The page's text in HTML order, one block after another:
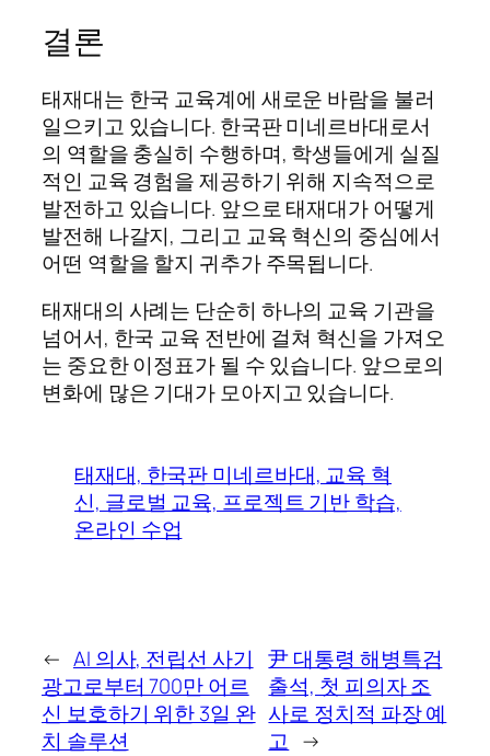
결론
태재대는 한국 교육계에 새로운 바람을 불러
일으키고 있습니다. 한국판 미네르바대로서
의 역할을 충실히 수행하며, 학생들에게 실질
적인 교육 경험을 제공하기 위해 지속적으로
발전하고 있습니다. 앞으로 태재대가 어떻게
발전해 나갈지, 그리고 교육 혁신의 중심에서
어떤 역할을 할지 귀추가 주목됩니다.
태재대의 사례는 단순히 하나의 교육 기관을
넘어서, 한국 교육 전반에 걸쳐 혁신을 가져오
는 중요한 이정표가 될 수 있습니다. 앞으로의
변화에 많은 기대가 모아지고 있습니다.
태재대, 한국판 미네르바대, 교육 혁
신, 글로벌 교육, 프로젝트 기반 학습,
온라인 수업
← AI 의사, 전립선 사기
광고로부터 700만 어르
신 보호하기 위한 3일 완
치 솔루션
尹 대통령 해병특검
출석, 첫 피의자 조
사로 정치적 파장 예
고 →